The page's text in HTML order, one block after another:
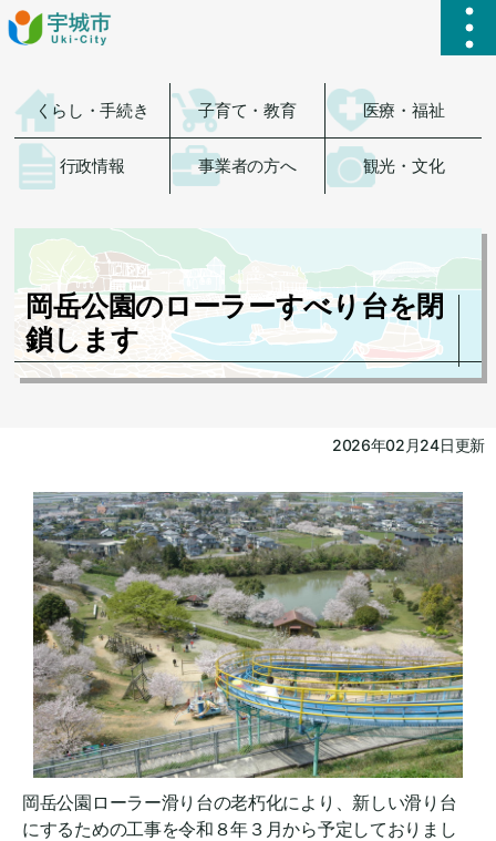
ハ
くらし・手続き 子育て・教育 医療・福祉
行政情報 事業者の方へ 観光・文化
岡岳公園のローラーすべり台を閉
鎖します
2026年02月24日更新
岡岳公園ローラー滑り台の老朽化により、新しい滑り台
にするための工事を令和８年３月から予定しておりまし